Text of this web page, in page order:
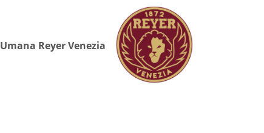
Umana Reyer Venezia